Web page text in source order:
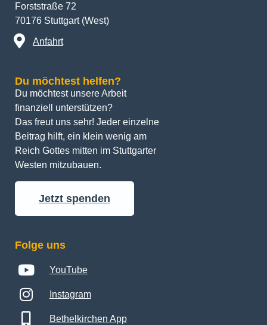
Forststraße 72
70176 Stuttgart (West)
Anfahrt
Du möchtest helfen?
Du möchtest unsere Arbeit
finanziell unterstützen?
Das freut uns sehr! Jeder einzelne
Beitrag hilft, ein klein wenig am
Reich Gottes mitten im Stuttgarter
Westen mitzubauen.
Jetzt spenden
Folge uns
YouTube
Instagram
Bethelkirchen App